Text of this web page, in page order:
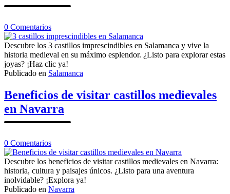
0 Comentariosen
3
castillos
imprescindibles
en
Salamanca
Descubre los 3 castillos imprescindibles en Salamanca y vive la
historia medieval en su máximo esplendor. ¿Listo para explorar estas
joyas? ¡Haz clic ya!
Publicado en Salamanca
Beneficios de visitar castillos medievales
en Navarra
0 Comentariosen
Beneficios
de
visitar
castillos
medievales
Descubre los beneficios de visitar castillos medievales en Navarra:
historia, cultura y paisajes únicos. ¿Listo para una aventura
inolvidable? ¡Explora ya!
Publicado en Navarra